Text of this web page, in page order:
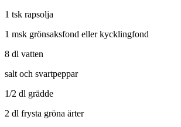
1 tsk rapsolja
1 msk grönsaksfond eller kycklingfond
8 dl vatten
salt och svartpeppar
1/2 dl grädde
2 dl frysta gröna ärter